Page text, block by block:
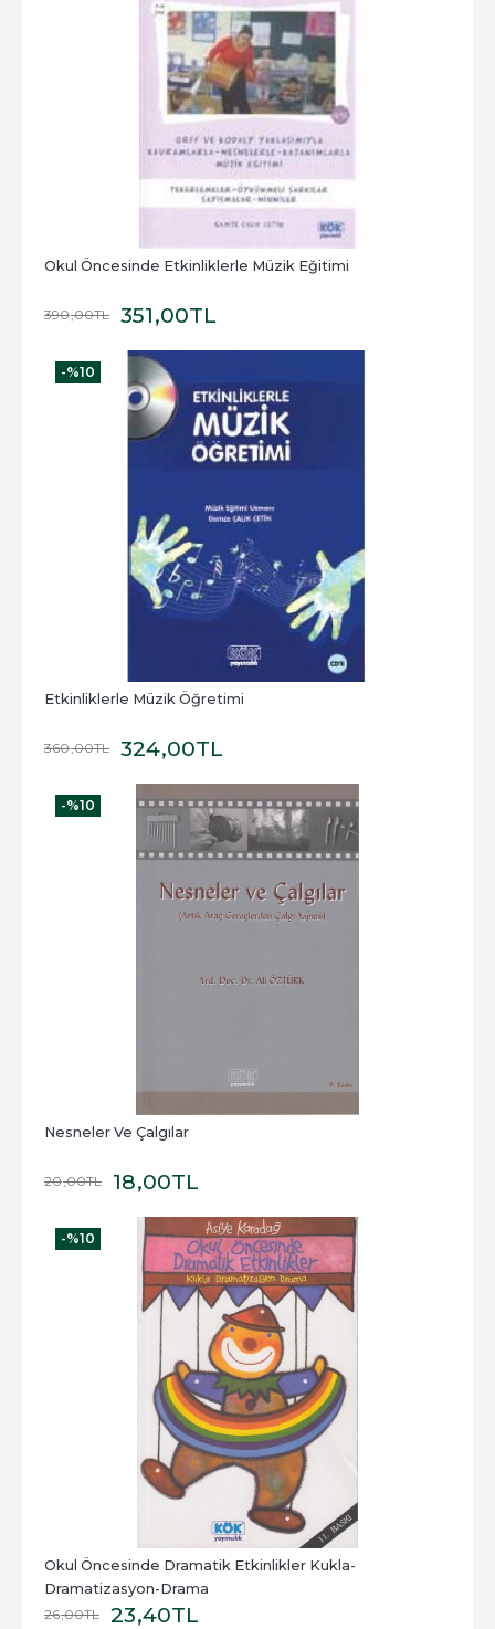
Okul Öncesinde Etkinliklerle Müzik Eğitimi
390,00TL 351,00TL
-%10
Etkinliklerle Müzik Öğretimi
360,00TL 324,00TL
-%10
Nesneler Ve Çalgılar
20,00TL 18,00TL
-%10
Okul Öncesinde Dramatik Etkinlikler Kukla-
Dramatizasyon-Drama
26,00TL 23,40TL